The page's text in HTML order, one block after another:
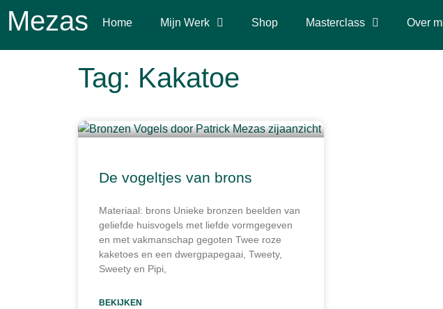
Mezas Home Mijn Werk Shop Masterclass Over
Tag: Kakatoe
De vogeltjes van brons
Materiaal: brons Unieke bronzen beelden van
geliefde huisvogels met liefde vormgegeven
en met vakmanschap gegoten Twee roze
kaketoes en een dwergpapegaai, Tweety,
Sweety en Pipi,
BEKIJKEN